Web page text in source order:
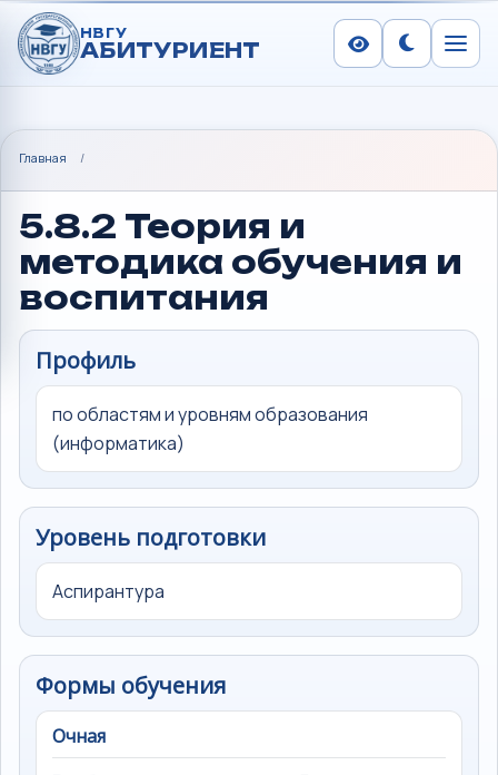
НВГУ
АБИТУРИЕНТ СменитьМеню
Главная /
5.8.2 Теория и
методика обучения и
воспитания
Профиль
по областям и уровням образования
(информатика)
Уровень подготовки
Аспирантура
Формы обучения
Очная